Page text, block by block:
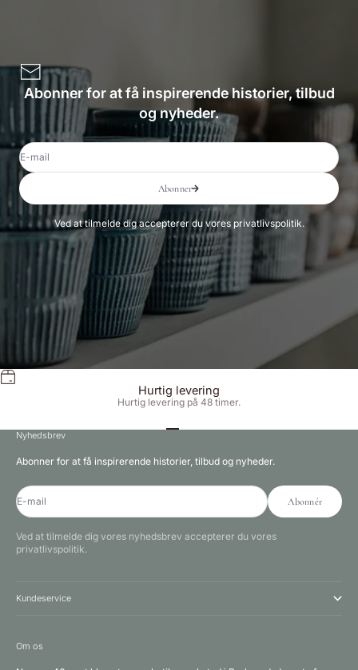
Abonner for at få inspirerende historier, tilbud
og nyheder.
E-mail
Abonner
Ved at tilmelde dig accepterer du vores privatlivspolitik.
Hurtig levering
Hurtig levering på 48 timer.
Nyhedsbrev
Abonner for at få inspirerende historier, tilbud og nyheder.
E-mail Abonnér
Ved at tilmelde dig vores nyhedsbrev accepterer du vores
privatlivspolitik.
Kundeservice
Om os